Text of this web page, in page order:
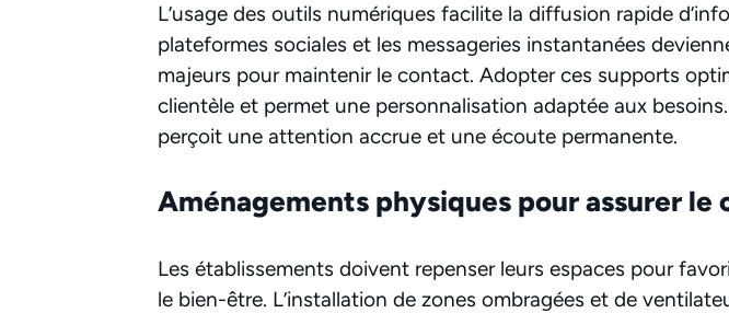
L’usage des outils numériques facilite la diffusion rapide
plateformes sociales et les messageries instantanées
majeurs pour maintenir le contact. Adopter ces supports
clientèle et permet une personnalisation adaptée aux
perçoit une attention accrue et une écoute permanente.
Aménagements physiques pour assurer
Les établissements doivent repenser leurs espaces pour
le bien-être. L’installation de zones ombragées et de